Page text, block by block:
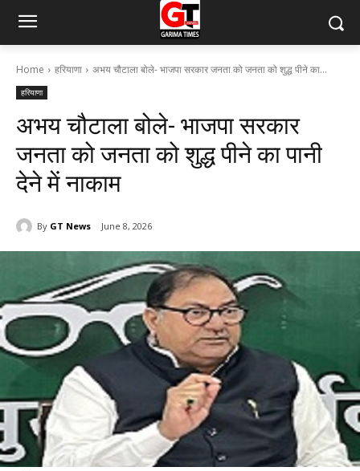
Home हरियाणा अभय चौटाला बोले- भाजपा सरकार जनता को जनता को शुद्ध पीने का...
हरियाणा
अभय चौटाला बोले- भाजपा सरकार
जनता को जनता को शुद्ध पीने का पानी
देने में नाकाम
By GT News June 8, 2026